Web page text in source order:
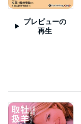
プレビューの
再生